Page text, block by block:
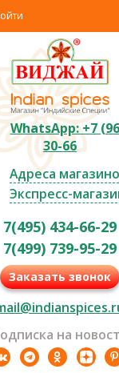
WhatsApp: +7
30-66
Адреса
Экспресс-
7(495) 434-66-29
7(499) 739-95-29
Заказать звонок
на